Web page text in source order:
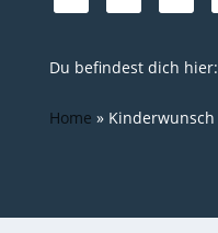
Du befindest dich hier:
Home » Kinderwunsch